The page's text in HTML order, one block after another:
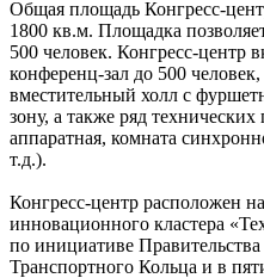
Общая площадь Конгресс-
1800 кв.м. Площадка
500 человек. Конгресс-центр
конференц-зал до 500
вместительный холл с
зону, а также ряд
аппаратная, комната
т.д.).
Конгресс-центр расположен
инновационного кластера
по инициативе
Транспортного Кольца и в